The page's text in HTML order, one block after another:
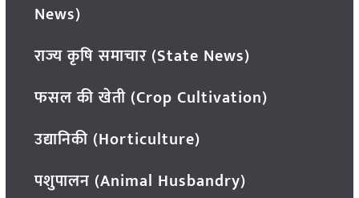
News)
राज्य कृषि समाचार (State News)
फसल की खेती (Crop Cultivation)
उद्यानिकी (Horticulture)
पशुपालन (Animal Husbandry)